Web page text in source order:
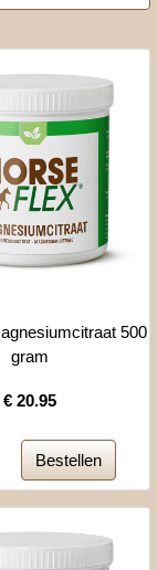
500
gram
€20.95